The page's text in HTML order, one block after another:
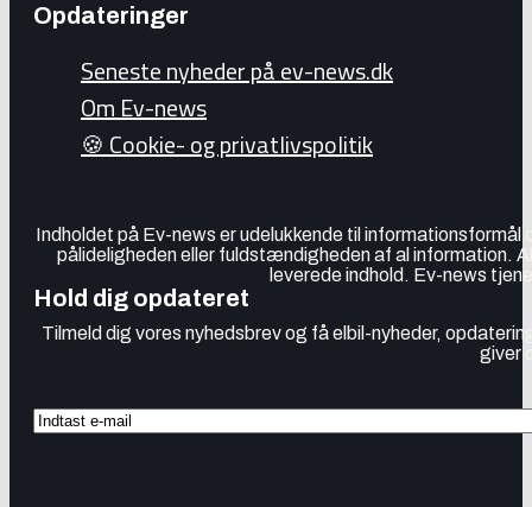
Opdateringer
Seneste nyheder på ev-news.dk
Om Ev-news
🍪 Cookie- og privatlivspolitik
Indholdet på Ev-news er udelukkende til
pålideligheden eller fuldstændigheden af al information.
leverede indhold. Ev-news
Hold dig opdateret
Tilmeld dig vores nyhedsbrev og få elbil-nyheder,
giver